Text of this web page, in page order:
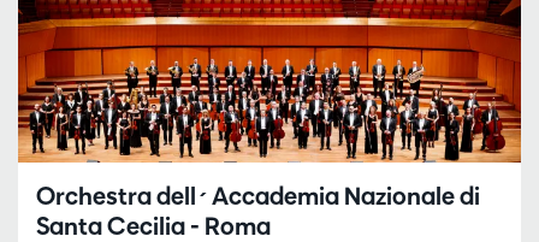
Orchestra dell´Accademia Nazionale di
Santa Cecilia - Roma